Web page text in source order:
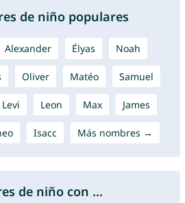
de niño populares
Alexander Élyas Noah
Oliver Matéo Samuel
Levi Leon Max James
Isacc Más nombres →
de niño con ...